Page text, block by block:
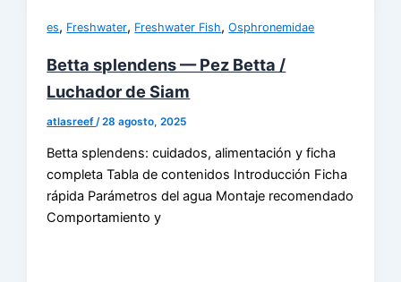
es, Freshwater, Freshwater Fish,Osphronemidae
Betta splendens — Pez Betta /
Luchador de Siam
atlasreef /28 agosto, 2025
Betta splendens: cuidados, alimentación y ficha
completa Tabla de contenidos Introducción Ficha
rápida Parámetros del agua Montaje recomendado
Comportamiento y